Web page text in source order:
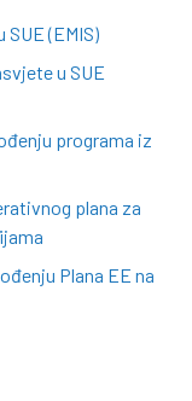
(EMIS)
u SUE
programa iz
plana za
Plana EE na